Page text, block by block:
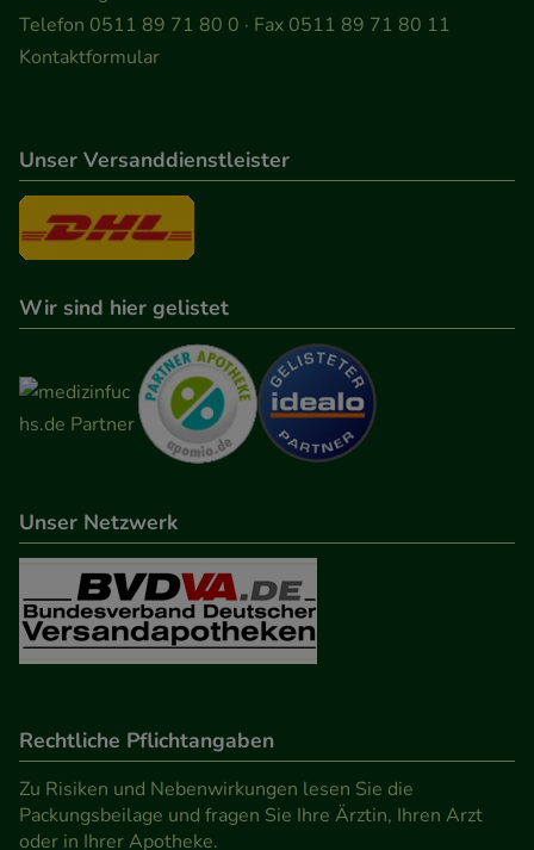
Informationen über die Art und Weise der Nutzung
zu gestalten. Bitte beachten Sie, dass Daten hierfür
teilweise an Dritte wie z.B. Google oder soziale
Medien übertragen werden.
Telefon 0511 89 71 80 0 · Fax 0511 89 71 80 11
Kontaktformular
Unser Versanddienstleister
Wir sind hier gelistet
Unser Netzwerk
Rechtliche Pflichtangaben
Zu Risiken und Nebenwirkungen lesen Sie die
Packungsbeilage und fragen Sie Ihre Ärztin, Ihren Arzt
oder in Ihrer Apotheke.